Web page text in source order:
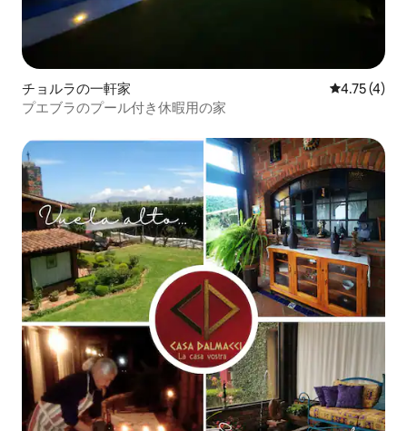
チョルラの一軒家 レビュー4
4.75 (4)
プエブラのプール付き休暇用の家